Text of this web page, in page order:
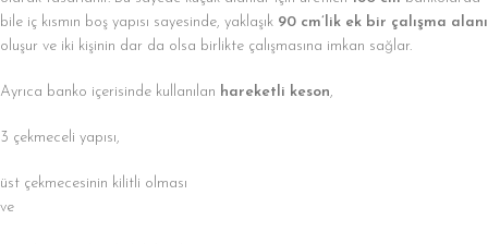
bile iç kısmın boş yapısı sayesinde, yaklaşık 90 cm’lik ek bir çalışma alanı
oluşur ve iki kişinin dar da olsa birlikte çalışmasına imkan sağlar.
Ayrıca banko içerisinde kullanılan hareketli keson,
3 çekmeceli yapısı,
üst çekmecesinin kilitli olması
ve